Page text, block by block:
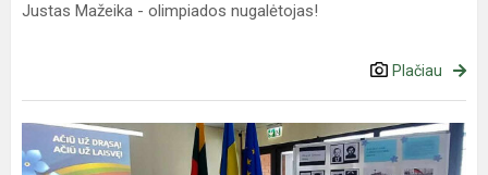
Justas Mažeika - olimpiados nugalėtojas!
Plačiau
Pilietinė
iniciatyva